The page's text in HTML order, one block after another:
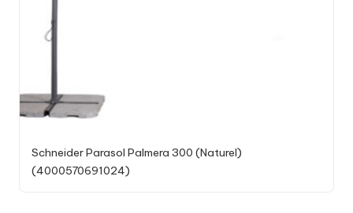
Schneider Parasol Palmera 300 (Naturel)
(4000570691024)